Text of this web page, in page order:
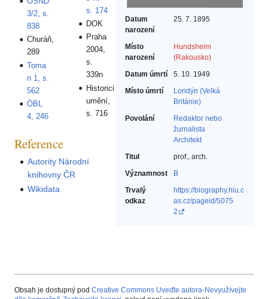
Datum
narození
25. 7. 1895
Místo
narození
Hundsheim
(Rakousko)
Datum úmrtí
5. 10. 1949
Místo úmrtí
Londýn (Velká
Británie)
Povolání
Redaktor nebo
žurnalista‎
Architekt‎
Titul
prof., arch.
Významnost
B
Trvalý
odkaz
https://biography.hiu.c
as.cz/pageid/5075
2
3/2, s.
838
Churáň,
289
Toma
n 1, s.
562
ÖBL
4, 246
s. 174
DOK
Praha
2004,
s.
339n
Historici
umění,
s. 716
Reference
Autority Národní
knihovny ČR
Wikidata
Obsah je dostupný pod Creative Commons Uveďte autora-Nevyužívejte